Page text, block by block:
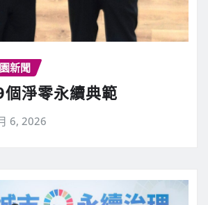
新聞
個淨零永續典範
6, 2026